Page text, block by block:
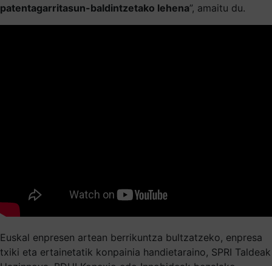
patentagarritasun-baldintzetako lehena”, amaitu du.
Euskal enpresen artean berrikuntza bultzatzeko, enpresa
txiki eta ertainetatik konpainia handietaraino, SPRI Taldeak